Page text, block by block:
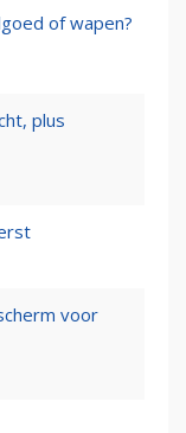
of wapen?
plus
voor